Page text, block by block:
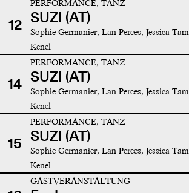
12
PERFORMANCE, TANZ
SUZI (AT)
Sophie Germanier, Lan Perces, Jessica
Kenel
14
PERFORMANCE, TANZ
SUZI (AT)
Sophie Germanier, Lan Perces, Jessica
Kenel
15
PERFORMANCE, TANZ
SUZI (AT)
Sophie Germanier, Lan Perces, Jessica
Kenel
GASTVERANSTALTUNG